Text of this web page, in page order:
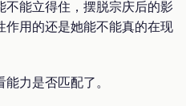
能立得住，摆脱宗庆后的影
用的还是她能不能真的在现
力是否匹配了。